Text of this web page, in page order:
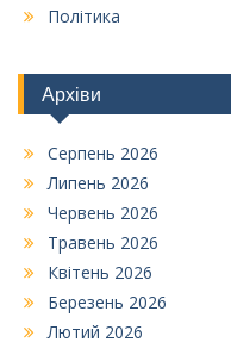
Політика
Архіви
Серпень 2026
Липень 2026
Червень 2026
Травень 2026
Квітень 2026
Березень 2026
Лютий 2026